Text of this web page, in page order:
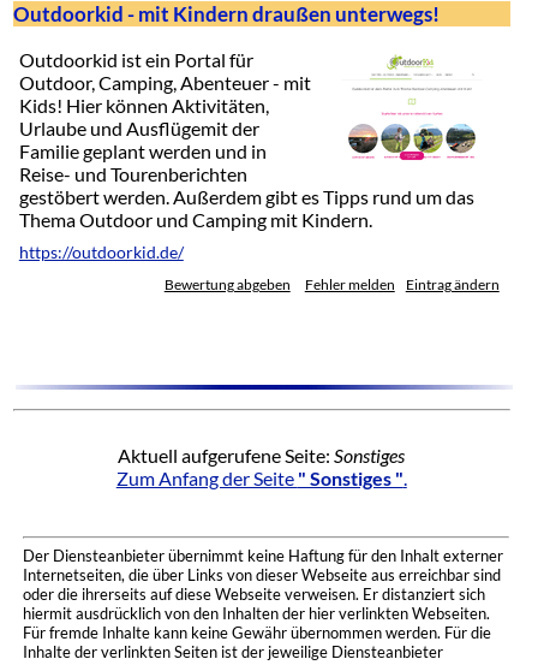
Outdoorkid - mit Kindern draußen unterwegs!
Outdoorkid ist ein Portal für
Outdoor, Camping, Abenteuer - mit
Kids! Hier können Aktivitäten,
Urlaube und Ausflügemit der
Familie geplant werden und in
Reise- und Tourenberichten
gestöbert werden. Außerdem gibt es Tipps rund um das
Thema Outdoor und Camping mit Kindern.
https://outdoorkid.de/
Bewertung abgeben Fehler melden Eintrag ändern
Aktuell aufgerufene Seite: Sonstiges
Zum Anfang der Seite " Sonstiges "
Der Diensteanbieter übernimmt keine Haftung für den Inhalt externer
Internetseiten, die über Links von dieser Webseite aus erreichbar sind
oder die ihrerseits auf diese Webseite verweisen. Er distanziert sich
hiermit ausdrücklich von den Inhalten der hier verlinkten Webseiten.
Für fremde Inhalte kann keine Gewähr übernommen werden. Für die
Inhalte der verlinkten Seiten ist der jeweilige Diensteanbieter